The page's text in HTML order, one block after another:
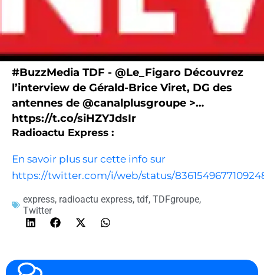
#BuzzMedia TDF - @Le_Figaro Découvrez
l’interview de Gérald-Brice Viret, DG des
antennes de @canalplusgroupe >…
https://t.co/siHZYJdsIr
Radioactu Express :
En savoir plus sur cette info sur
https://twitter.com/i/web/status/
express, radioactu express, tdf, TDFgroupe,
Twitter